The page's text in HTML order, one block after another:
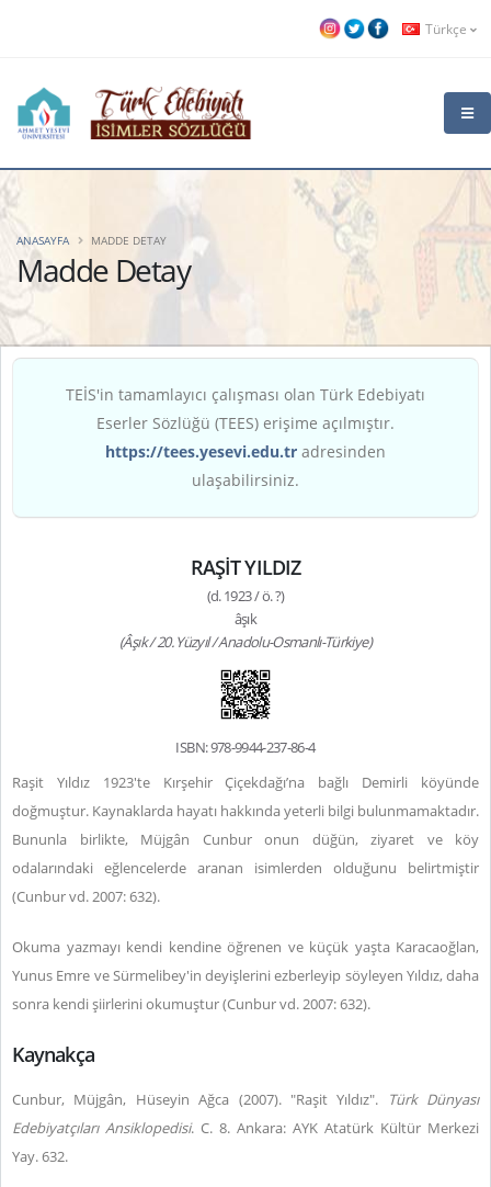
Türkçe
Madde Detay
ANASAYFA MADDE DETAY
TEİS'in tamamlayıcı çalışması olan Türk Edebiyatı
Eserler Sözlüğü (TEES) erişime açılmıştır.
https://tees.yesevi.edu.tr adresinden
ulaşabilirsiniz.
RAŞİT YILDIZ
(d. 1923 / ö. ?)
âşık
(Âşık / 20. Yüzyıl / Anadolu-Osmanlı-Türkiye)
ISBN: 978-9944-237-86-4
Raşit Yıldız 1923'te Kırşehir Çiçekdağı’na bağlı Demirli köyünde
doğmuştur. Kaynaklarda hayatı hakkında yeterli bilgi bulunmamaktadır.
Bununla birlikte, Müjgân Cunbur onun düğün, ziyaret ve köy
odalarındaki eğlencelerde aranan isimlerden olduğunu belirtmiştir
(Cunbur vd. 2007: 632).
Okuma yazmayı kendi kendine öğrenen ve küçük yaşta Karacaoğlan,
Yunus Emre ve Sürmelibey'in deyişlerini ezberleyip söyleyen Yıldız, daha
sonra kendi şiirlerini okumuştur (Cunbur vd. 2007: 632).
Kaynakça
Cunbur, Müjgân, Hüseyin Ağca (2007). "Raşit Yıldız".
Türk Dünyası
Edebiyatçıları Ansiklopedisi. C. 8. Ankara: AYK Atatürk Kültür Merkezi
Yay. 632.